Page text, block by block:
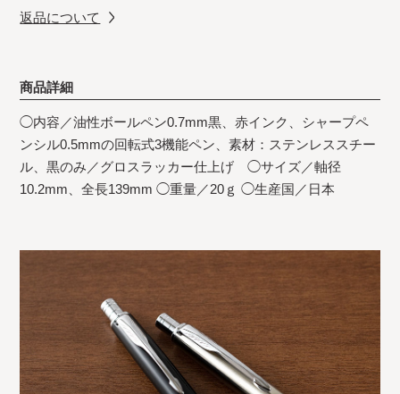
返品について
商品詳細
◯内容／油性ボールペン0.7mm黒、赤インク、シャープペ
ンシル0.5mmの回転式3機能ペン、素材：ステンレススチー
ル、黒のみ／グロスラッカー仕上げ ◯サイズ／軸径
10.2mm、全長139mm ◯重量／20ｇ ◯生産国／日本